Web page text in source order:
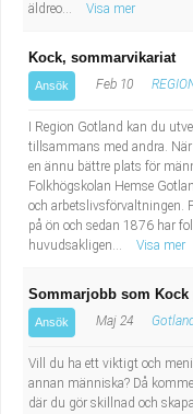
äldreo...
Visa mer
Kock, sommarvikariat
Ansök Feb 10
I Region Gotland kan du
tillsammans med andra.
en ännu bättre plats för
Folkhögskolan Hemse
och arbetslivsförvaltningen.
på ön och sedan 1876 har
huvudsakligen...
Visa mer
Sommarjobb som
Ansök Maj 24
Vill du ha ett viktigt och
annan människa? Då
där du gör skillnad och